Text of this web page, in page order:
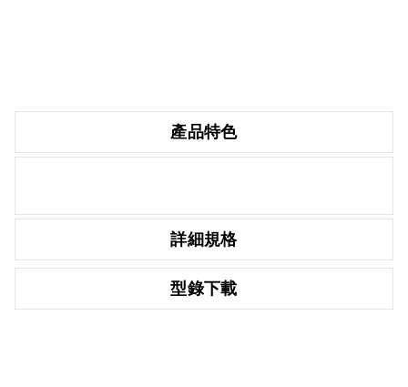
產品特色
詳細規格
型錄下載